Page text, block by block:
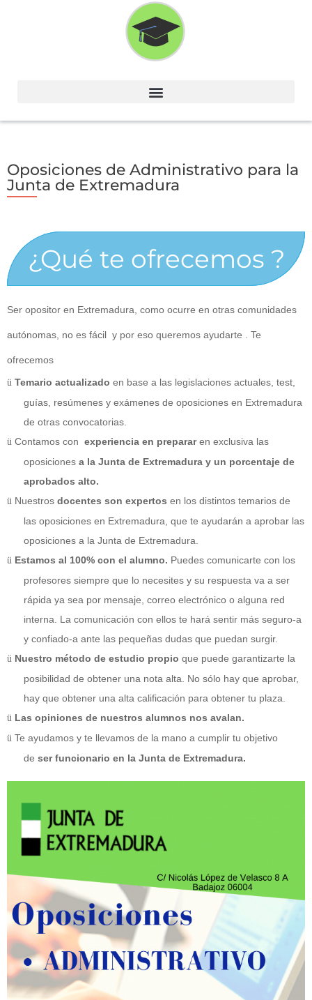
Oposiciones de Administrativo para la
Junta de Extremadura
¿Qué te ofrecemos ?
Ser opositor en Extremadura, como ocurre en otras comunidades
autónomas, no es fácil y por eso queremos ayudarte . Te
ofrecemos
ü Temario actualizado en base a las legislaciones actuales, test,
guías, resúmenes y exámenes de oposiciones en Extremadura
de otras convocatorias.
ü Contamos con experiencia en prepararen exclusiva las
oposiciones a la Junta de Extremadura y un porcentaje de
aprobados alto.
ü Nuestros docentes son expertos en los distintos temarios de
las oposiciones en Extremadura , que te ayudarán a aprobar las
oposiciones a la Junta de Extremadura
ü Estamos al 100% con el alumno. Puedes comunicarte con los
profesores siempre que lo necesites y su respuesta va a ser
rápida ya sea por mensaje, correo electrónico o alguna red
interna. La comunicación con ellos te hará sentir más seguro-a
y confiado-a ante las pequeñas dudas que puedan surgir.
ü Nuestro método de estudio propio que puede garantizarte la
posibilidad de obtener una nota alta. No sólo hay que aprobar,
hay que obtener una alta calificación para obtener tu plaza.
ü Las opiniones de nuestros alumnos nos avalan.
ü Te ayudamos y te llevamos de la mano a cumplir tu objetivo
de ser funcionario en la Junta de Extremadura.